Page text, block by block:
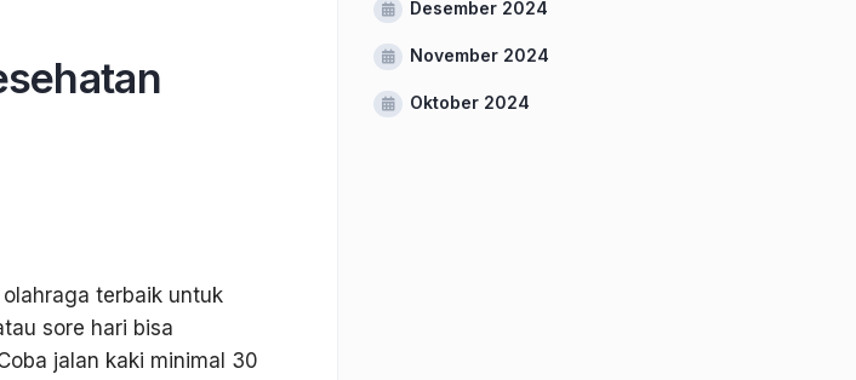
terbaik untuk
sore hari bisa
jalan kaki minimal 30
Desember 2024
November 2024
Oktober 2024